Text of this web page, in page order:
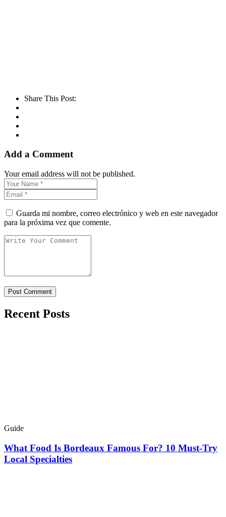
Share This Post:
Add a Comment
Your email address will not be published.
Guarda mi nombre, correo electrónico y web en este navegador
para la próxima vez que comente.
Recent Posts
Guide
What Food Is Bordeaux Famous For? 10 Must-Try
Local Specialties